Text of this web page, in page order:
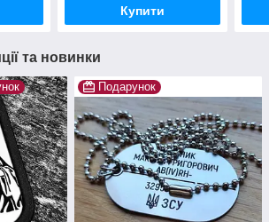
Купити
та новинки
Подарунок